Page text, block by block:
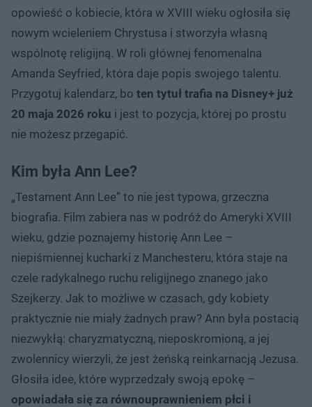
opowieść o kobiecie, która w XVIII wieku ogłosiła się
nowym wcieleniem Chrystusa i stworzyła własną
wspólnotę religijną. W roli głównej fenomenalna
Amanda Seyfried, która daje popis swojego talentu.
Przygotuj kalendarz, bo ten tytuł trafia na Disney+ już
20 maja 2026 roku i jest to pozycja, której po prostu
nie możesz przegapić.
Kim była Ann Lee?
„Testament Ann Lee” to nie jest typowa, grzeczna
biografia. Film zabiera nas w podróż do Ameryki XVIII
wieku, gdzie poznajemy historię Ann Lee –
niepiśmiennej kucharki z Manchesteru, która staje na
czele radykalnego ruchu religijnego znanego jako
Szejkerzy. Jak to możliwe w czasach, gdy kobiety
praktycznie nie miały żadnych praw? Ann była postacią
niezwykłą: charyzmatyczną, nieposkromioną, a jej
zwolennicy wierzyli, że jest żeńską reinkarnacją Jezusa.
Głosiła idee, które wyprzedzały swoją epokę –
opowiadała się za równouprawnieniem płci i